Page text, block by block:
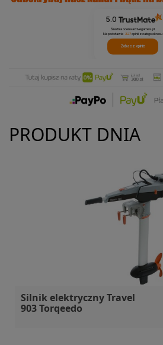
5.0
Średnia ocena activegames.pl
Na podstawie 327opinii z całego okresu
Zobacz opinie
PRODUKT DNIA
Silnik elektryczny Travel
903 Torqeedo